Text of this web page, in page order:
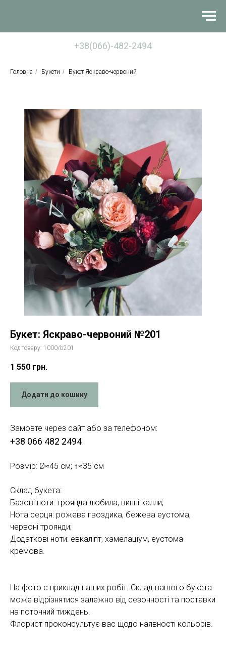
+38(066)-482-2494
Головна / Букети / Букет Яскраво-червоний
Букет: Яскраво-червоний №201
Код товару: 1000/b201
1 550 грн.
Додати до кошику
Замовте через сайт або за телефоном:
+38 066 482 2494
Розмір: Ø≈45 см; ↑≈35 см
Склад букета:
Базові ноти: троянда любила, винні калли;
Нота серця: рожева гвоздика, бежева еустома,
червоні троянди;
Додаткові ноти: евкаліпт, хамелаціум, еустома
кремова.
На фото є приклад наших робіт. Склад вашого букета
може відрізнятися залежно від сезонності та поставки
на поточний тиждень.
Флорист проконсультує вас щодо наявності кольорів.